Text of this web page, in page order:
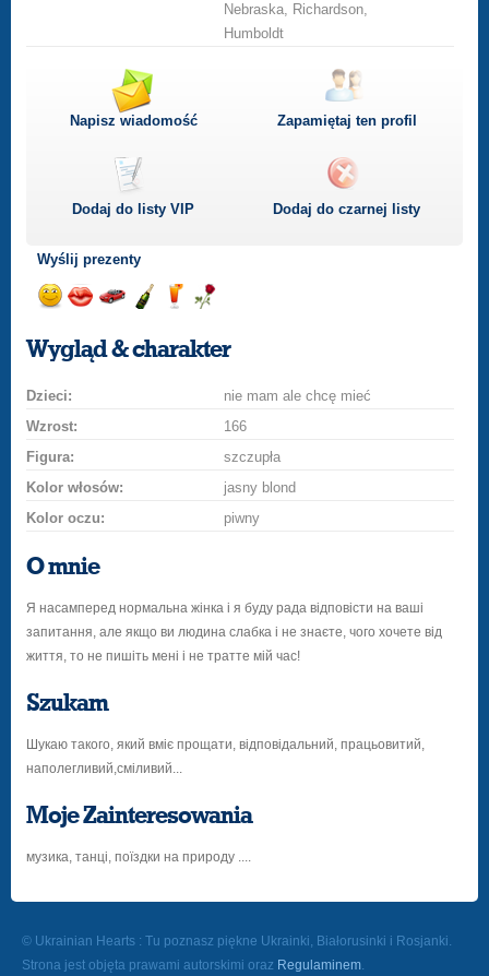
Nebraska, Richardson,
Humboldt
Napisz wiadomość Zapamiętaj ten profil
Dodaj do listyVIP Dodaj do czarnej listy
Wyślij prezenty
uśmiech
buziakasamochodem
szampana
drinka
różę
Wygląd & charakter
Dzieci:
nie mam ale chcę mieć
Wzrost:
166
Figura:
szczupła
Kolor włosów:
jasny blond
Kolor oczu:
piwny
O mnie
Я насамперед нормальна жінка і я буду рада відповісти на ваші
запитання, але якщо ви людина слабка і не знаєте, чого хочете від
життя, то не пишіть мені і не тратте мій час!
Szukam
Шукаю такого, який вміє прощати, відповідальний, працьовитий,
наполегливий,сміливий...
Moje Zainteresowania
музика, танці, поїздки на природу ....
© Ukrainian Hearts : Tu poznasz piękne Ukrainki, Białorusinki i Rosjanki.
Strona jest objęta prawami autorskimi oraz Regulaminem.